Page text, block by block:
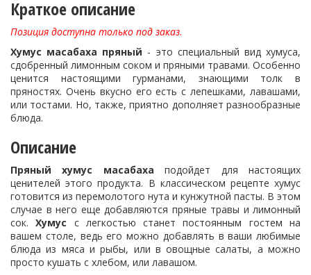
Краткое описание
Позиция доступна только под заказ.
Хумус масабаха пряный - это специальный вид хумуса,
сдобренный лимонным соком и пряными травами. Особенно
ценится настоящими гурманами, знающими толк в
пряностях. Очень вкусно его есть с лепешками, лавашами,
или тостами. Но, также, приятно дополняет разнообразные
блюда.
Описание
Пряный хумус масабаха подойдет для настоящих
ценителей этого продукта. В классическом рецепте хумус
готовится из перемолотого нута и кунжутной пасты. В этом
случае в него еще добавляются пряные травы и лимонный
сок.Хумус с легкостью станет постоянным гостем на
вашем столе, ведь его можно добавлять в ваши любимые
блюда из мяса и рыбы, или в овощные салаты, а можно
просто кушать с хлебом, или лавашом.